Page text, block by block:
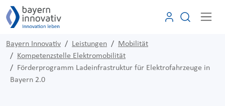
Bayern Innovativ Leistungen
Mobilität
Kompetenzstelle Elektromobilität
Förderprogramm Ladeinfrastruktur für Elektrofahrzeuge in
Bayern 2.0